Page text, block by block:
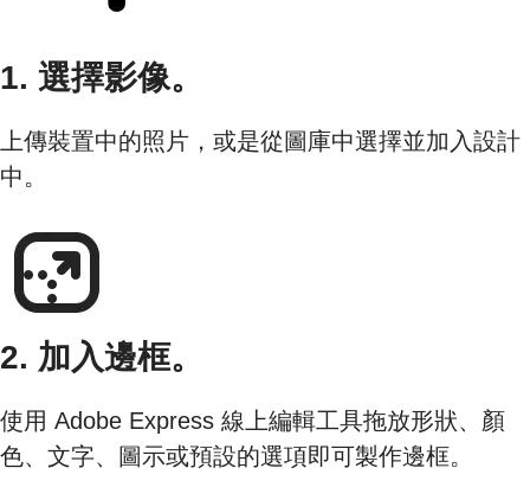
1. 選擇影像。
上傳裝置中的照片，或是從圖庫中選擇並加入設計
中。
2. 加入邊框。
使用 Adobe Express 線上編輯工具拖放形狀、顏
色、文字、圖示或預設的選項即可製作邊框。